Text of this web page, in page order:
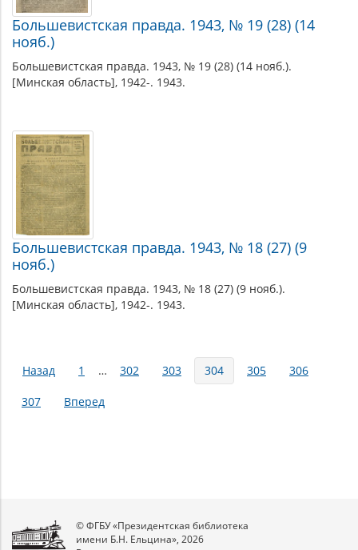
Большевистская правда. 1943, № 19 (28) (14
нояб.)
Большевистская правда. 1943, № 19 (28) (14 нояб.).
[Минская область], 1942-. 1943.
Большевистская правда. 1943, № 18 (27) (9
нояб.)
Большевистская правда. 1943, № 18 (27) (9 нояб.).
[Минская область], 1942-. 1943.
Страницы
Назад 1 … 302 303 304 305 306
307 Вперед
© ФГБУ «Президентская библиотека
имени Б.Н. Ельцина», 2026